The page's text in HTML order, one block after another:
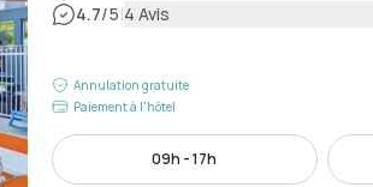
4.7/5|4 Avis
Annulation gratuite
Paiement à l'hôtel
09h - 17h